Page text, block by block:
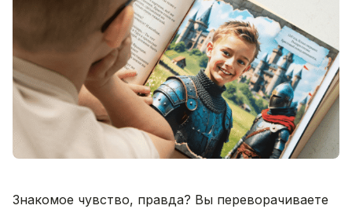
Знакомое чувство, правда? Вы переворачиваете